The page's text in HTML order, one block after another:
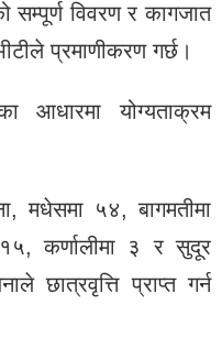
सम्पूर्ण विवरण र कागजात
प्रमाणीकरण गर्छ।
आधारमा योग्यताक्रम
मधेसमा ५४, बागमतीमा
कर्णालीमा ३ र सुदूर
छात्रवृत्ति प्राप्‍त गर्न